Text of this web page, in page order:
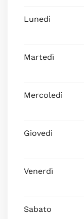
Lunedì
Martedì
Mercoledì
Giovedì
Venerdì
Sabato